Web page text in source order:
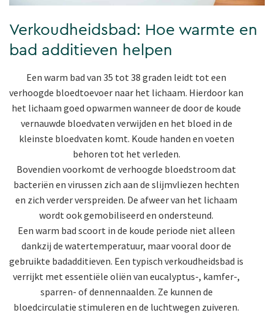
Verkoudheidsbad: Hoe warmte en
bad additieven helpen
Een warm bad van 35 tot 38 graden leidt tot een
verhoogde bloedtoevoer naar het lichaam. Hierdoor kan
het lichaam goed opwarmen wanneer de door de koude
vernauwde bloedvaten verwijden en het bloed in de
kleinste bloedvaten komt. Koude handen en voeten
behoren tot het verleden.
Bovendien voorkomt de verhoogde bloedstroom dat
bacteriën en virussen zich aan de slijmvliezen hechten
en zich verder verspreiden. De afweer van het lichaam
wordt ook gemobiliseerd en ondersteund.
Een warm bad scoort in de koude periode niet alleen
dankzij de watertemperatuur, maar vooral door de
gebruikte badadditieven. Een typisch verkoudheidsbad is
verrijkt met essentiële oliën van eucalyptus-, kamfer-,
sparren- of dennennaalden. Ze kunnen de
bloedcirculatie stimuleren en de luchtwegen zuiveren.